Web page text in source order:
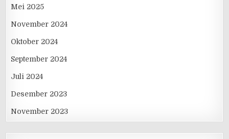
Mei 2025
November 2024
Oktober 2024
September 2024
Juli 2024
Desember 2023
November 2023